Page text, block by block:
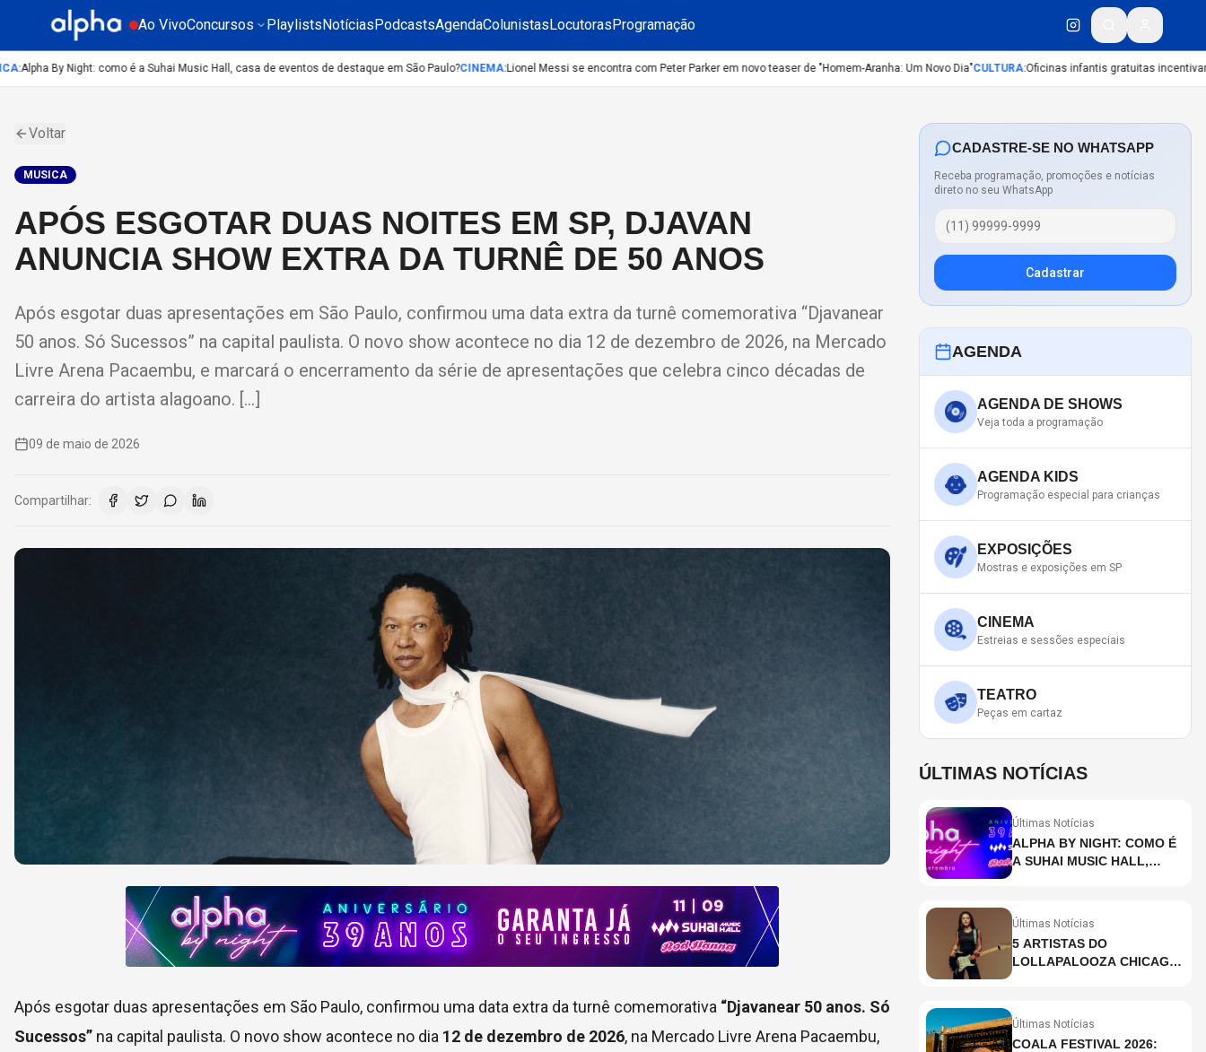
Ao VivoConcursos PlaylistsNotíciasPodcastsAgendaColunistasLocutorasProgramação
:Alpha By Night: como é a Suhai Music Hall, casa de eventos de destaque em São Paulo?CINEMA:Lionel Messi se encontra com Peter Parker em novo teaser de "Homem-Aranha: Um Novo Dia"CULTURA:Oficinas infantis gratuitas incentivam
Voltar
MUSICA
APÓS ESGOTAR DUAS NOITES EM SP, DJAVAN
ANUNCIA SHOW EXTRA DA TURNÊ DE 50 ANOS
Após esgotar duas apresentações em São Paulo, confirmou uma data extra da turnê comemorativa “Djavanear
50 anos. Só Sucessos” na capital paulista. O novo show acontece no dia 12 de dezembro de 2026, na Mercado
Livre Arena Pacaembu, e marcará o encerramento da série de apresentações que celebra cinco décadas de
carreira do artista alagoano. […]
09 de maio de 2026
Compartilhar:
Após esgotar duas apresentações em São Paulo, confirmou uma data extra da turnê comemorativa “Djavanear 50 anos. Só
Sucessos” na capital paulista. O novo show acontece no dia 12 de dezembro de 2026, na Mercado Livre Arena Pacaembu,
CADASTRE-SE NO WHATSAPP
Receba programação, promoções e notícias
direto no seu WhatsApp
Cadastrar
AGENDA
AGENDA DE SHOWS
Veja toda a programação
AGENDA KIDS
Programação especial para crianças
EXPOSIÇÕES
Mostras e exposições em SP
CINEMA
Estreias e sessões especiais
TEATRO
Peças em cartaz
ÚLTIMAS NOTÍCIAS
Últimas Notícias
ALPHA BY NIGHT: COMO É
A SUHAI MUSIC HALL,
PAULO?
Últimas Notícias
5 ARTISTAS DO
LOLLAPALOOZA CHICAGO
Últimas Notícias
COALA FESTIVAL 2026: